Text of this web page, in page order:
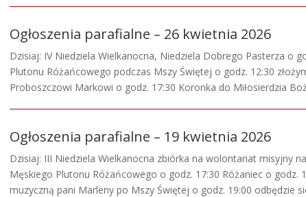
Ogłoszenia parafialne – 26 kwietnia 2026
Dzisiaj: IV Niedziela Wielkanocna, Niedziela Dobrego Pasterza o
Plutonu Różańcowego podczas Mszy Świętej o godz. 12:30
Proboszczowi Markowi o godz. 17:30 Koronka do Miłosierdzia
Ogłoszenia parafialne – 19 kwietnia 2026
Dzisiaj: III Niedziela Wielkanocna zbiórka na wolontariat misyjny
Męskiego Plutonu Różańcowego o godz. 17:30 Różaniec o godz.
muzyczną pani Marleny po Mszy Świętej o godz. 19:00 odbędzie